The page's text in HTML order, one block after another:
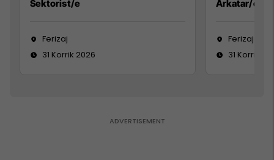
Sektorist/e
Ferizaj
31 Korrik 2026
Arkatar/e
Ferizaj
31 Korrik